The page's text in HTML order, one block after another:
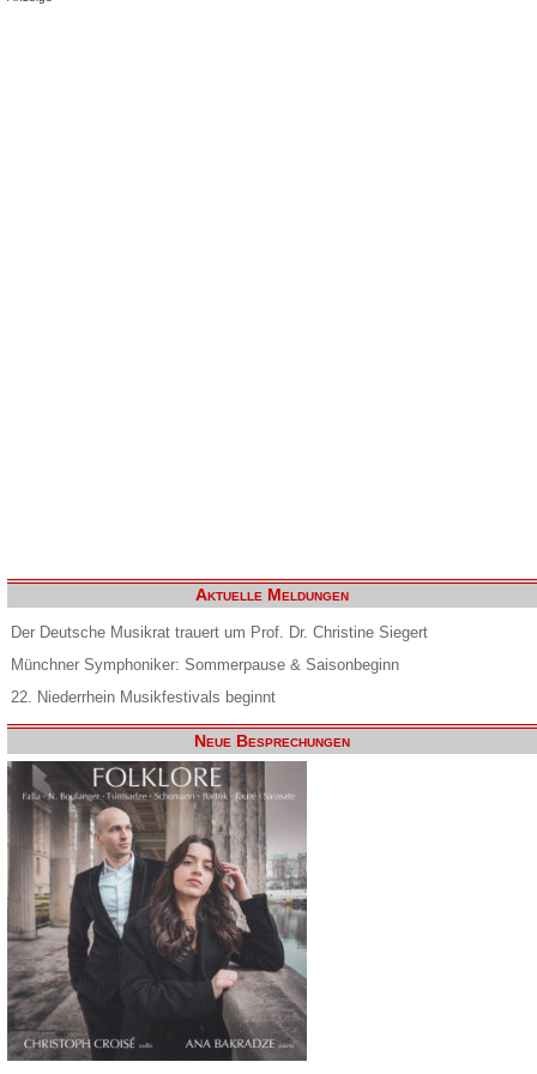
Aktuelle Meldungen
Der Deutsche Musikrat trauert um Prof. Dr. Christine Siegert
Münchner Symphoniker: Sommerpause & Saisonbeginn
22. Niederrhein Musikfestivals beginnt
Neue Besprechungen